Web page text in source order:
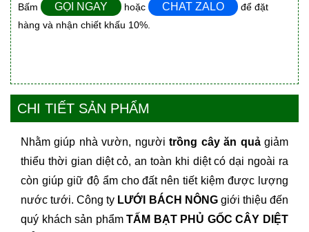
Bấm
GỌI NGAY hoặc CHAT ZALO
để đặt
hàng và nhận chiết khấu 10%.
CHI TIẾT SẢN PHẨM
Nhằm giúp nhà vườn, ngườitrồng cây ăn quảgiảm
thiểu thời gian diệt cỏ, an toàn khi diệt có dại ngoài ra
còn giúp giữ độ ẩm cho đất nên tiết kiệm được lượng
nước tưới. Công ty LƯỚI BÁCH NÔNGgiới thiệu đến
quý khách sản phẩmTẤM BẠT PHỦ GỐC CÂY DIỆT